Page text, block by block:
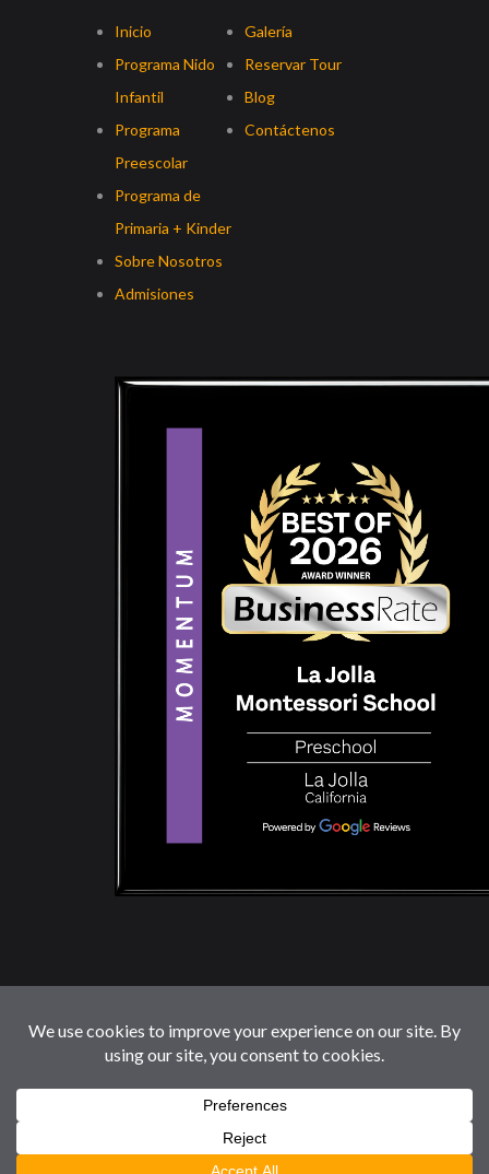
Inicio
Programa Nido
Infantil
Programa
Preescolar
Programa de
Primaria + Kinder
Sobre Nosotros
Admisiones
Galería
Reservar Tour
Blog
Contáctenos
© 2026 LaJollaMontessoriSchool.com. Reservados
Todos Los Derechos.